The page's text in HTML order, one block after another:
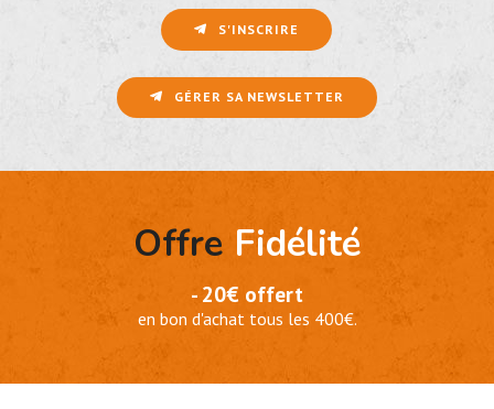
S'INSCRIRE
GÉRER SA NEWSLETTER
Offre Fidélité
- 20€ offert
en bon d'achat tous les 400€.